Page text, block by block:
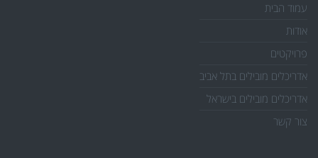
עמוד הבית
אודות
פרויקטים
אדריכלים מובילים בתל אביב
אדריכלים מובילים בישראל
צור קשר